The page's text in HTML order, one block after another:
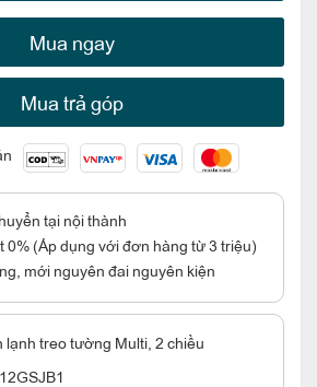
Mua ngay
Mua trả góp
tại nội thành
0% (Áp dụng với đơn hàng từ 3 triệu)
mới nguyên đai nguyên kiện
lạnh treo tường Multi, 2 chiều